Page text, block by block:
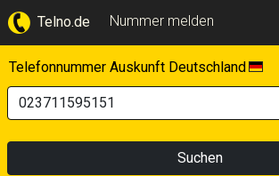
Telno.de Nummer melden
Telefonnummer Auskunft Deutschland
Suchen